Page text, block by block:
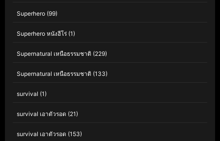
Superhero (99)
Superhero หนังฮีโร่ (1)
Supernatural เหนือธรรมชาติ (229)
Supernatural เหนือธรรมชาติ (133)
survival (1)
survival เอาตัวรอด (21)
survival เอาตัวรอด (153)